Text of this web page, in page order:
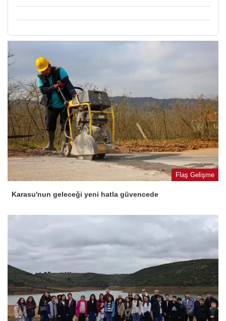
Flaş Gelişme
Karasu'nun geleceği yeni hatla güvencede